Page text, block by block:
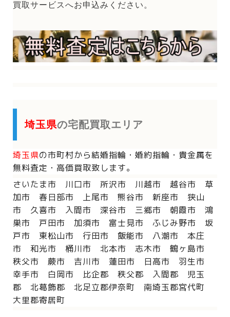
買取サービスへお申込みください。
埼玉県の宅配買取エリア
埼玉県の市町村から結婚指輪・婚約指輪・貴金属を
無料査定・高価買取致します。
さいたま市 川口市 所沢市 川越市 越谷市 草
加市 春日部市 上尾市 熊谷市 新座市 狭山
市 久喜市 入間市 深谷市 三郷市 朝霞市 鴻
巣市 戸田市 加須市 富士見市 ふじみ野市 坂
戸市 東松山市 行田市 飯能市 八潮市 本庄
市 和光市 桶川市 北本市 志木市 鶴ヶ島市
秩父市 蕨市 吉川市 蓮田市 日高市 羽生市
幸手市 白岡市 比企郡 秩父郡 入間郡 児玉
郡 北葛飾郡 北足立郡伊奈町 南埼玉郡宮代町
大里郡寄居町